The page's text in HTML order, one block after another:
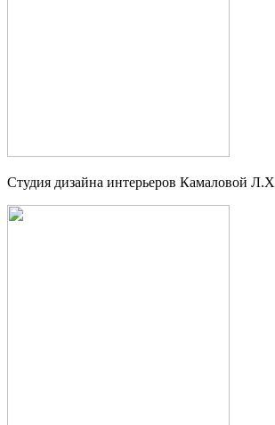
Студия дизайна интерьеров Камаловой Л.Х